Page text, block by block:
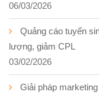
06/03/2026
Quảng cáo tuyển
lượng, giảm CPL
03/02/2026
Giải pháp